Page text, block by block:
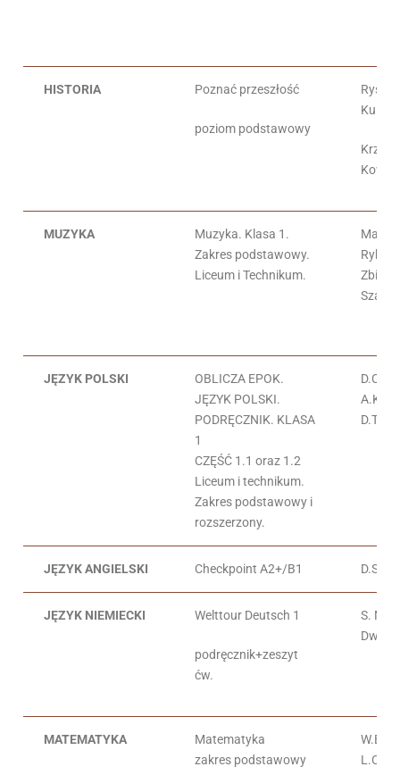
HISTORIA Poznać przeszłość
poziom podstawowy
MUZYKA
Muzyka. Klasa 1.
Zakres podstawowy.
Liceum i Technikum.
Szałko
JĘZYK POLSKI
OBLICZA EPOK.
JĘZYK POLSKI.
PODRĘCZNIK. KLASA
1
CZĘŚĆ 1.1 oraz 1.2
Liceum i technikum.
Zakres podstawowy i
rozszerzony.
JĘZYK ANGIELSKI Checkpoint A2+/B1
JĘZYK NIEMIECKI Welttour Deutsch 1
podręcznik+zeszyt
ćw.
S.
MATEMATYKA
Matematyka
zakres podstawowy